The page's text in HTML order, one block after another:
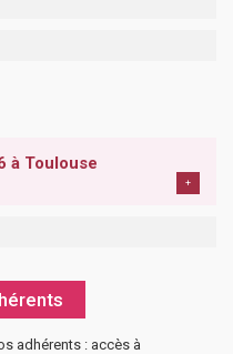
à Toulouse
+
adhérents : accès à